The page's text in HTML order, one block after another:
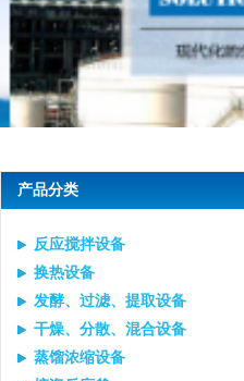
产品分类
反应搅拌设备
换热设备
发酵、过滤、提取设备
干燥、分散、混合设备
蒸馏浓缩设备